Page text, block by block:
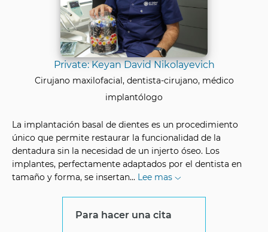
Private: Keyan David Nikolayevich
Cirujano maxilofacial, dentista-cirujano, médico
implantólogo
La implantación basal de dientes es un procedimiento
único que permite restaurar la funcionalidad de la
dentadura sin la necesidad de un injerto óseo. Los
implantes, perfectamente adaptados por el dentista en
tamaño y forma, se insertan... Lee mas
Para hacer una cita